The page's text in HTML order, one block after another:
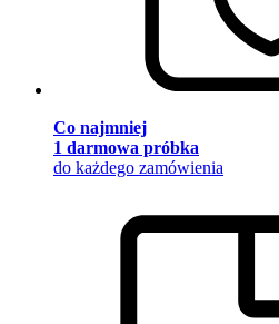
Co najmniej
1 darmowa próbka
do każdego zamówienia